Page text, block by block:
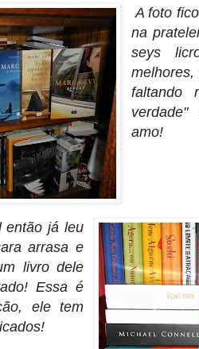
A foto
na
seys
amo!
então já leu
arrasa e
livro dele
Essa é
ele tem